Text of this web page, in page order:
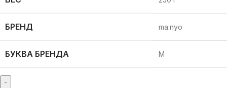
БРЕНД ma:nyo
БУКВА БРЕНДА M